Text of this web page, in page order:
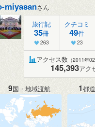
miyasanさん
旅行記
35冊
263
クチコミ
49件
23
アクセス数 （2011年
145,393アク
9国・地域渡航 1都